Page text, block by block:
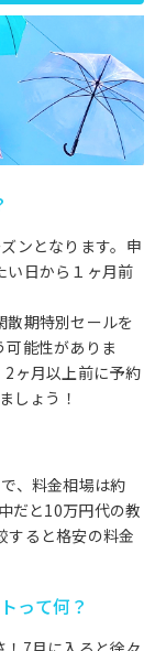
ンとなります。申
い日から１ヶ月前
散期特別セールを
能性がありま
2ヶ月以上前に予約
しょう！
、料金相場は約
だと10万円代の教
すると格安の料金
って何？